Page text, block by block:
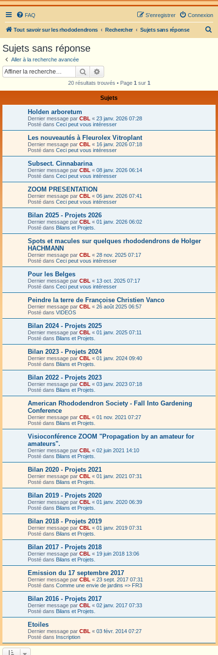
FAQ Connexion
S’enregistrer
Tout savoir sur les rhododendrons Rechercher Sujets sans réponse
Sujets sans réponse
Aller à la recherche avancée
Rechercher
20 résultats trouvés • Page 1 sur 1
Sujets
Holden arboretum
Dernier message par CBL « 23 janv. 2026 07:28
Posté dans Ceci peut vous intéresser
Les nouveautés à Fleurolex Vitroplant
Dernier message par CBL « 16 janv. 2026 07:18
Posté dans Ceci peut vous intéresser
Subsect. Cinnabarina
Dernier message par CBL « 08 janv. 2026 06:14
Posté dans Ceci peut vous intéresser
ZOOM PRESENTATION
Dernier message par CBL « 06 janv. 2026 07:41
Posté dans Ceci peut vous intéresser
Bilan 2025 - Projets 2026
Dernier message par CBL « 01 janv. 2026 06:02
Posté dans Bilans et Projets.
Spots et macules sur quelques rhododendrons de Holger
HACHMANN
Dernier message par CBL « 28 nov. 2025 07:17
Posté dans Ceci peut vous intéresser
Pour les Belges
Dernier message par CBL « 13 oct. 2025 07:17
Posté dans Ceci peut vous intéresser
Peindre la terre de Françoise Christien Vanco
Dernier message par CBL « 26 août 2025 06:57
Posté dans VIDEOS
Bilan 2024 - Projets 2025
Dernier message par CBL « 01 janv. 2025 07:11
Posté dans Bilans et Projets.
Bilan 2023 - Projets 2024
Dernier message par CBL « 01 janv. 2024 09:40
Posté dans Bilans et Projets.
Bilan 2022 - Projets 2023
Dernier message par CBL « 03 janv. 2023 07:18
Posté dans Bilans et Projets.
American Rhododendron Society - Fall Into Gardening
Conference
Dernier message par CBL « 01 nov. 2021 07:27
Posté dans Bilans et Projets.
Visioconférence ZOOM "Propagation by an amateur for
amateurs".
Dernier message par CBL « 02 juin 2021 14:10
Posté dans Bilans et Projets.
Bilan 2020 - Projets 2021
Dernier message par CBL « 01 janv. 2021 07:31
Posté dans Bilans et Projets.
Bilan 2019 - Projets 2020
Dernier message par CBL « 01 janv. 2020 06:39
Posté dans Bilans et Projets.
Bilan 2018 - Projets 2019
Dernier message par CBL « 01 janv. 2019 07:31
Posté dans Bilans et Projets.
Bilan 2017 - Projets 2018
Dernier message par CBL « 19 juin 2018 13:06
Posté dans Bilans et Projets.
Emission du 17 septembre 2017
Dernier message par CBL « 23 sept. 2017 07:31
Posté dans Comme une envie de jardins => FR3
Bilan 2016 - Projets 2017
Dernier message par CBL « 02 janv. 2017 07:33
Posté dans Bilans et Projets.
Etoiles
Dernier message par CBL « 03 févr. 2014 07:27
Posté dans Inscription